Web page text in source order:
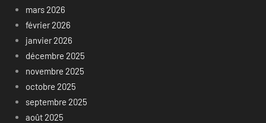
mars 2026
février 2026
janvier 2026
décembre 2025
novembre 2025
octobre 2025
septembre 2025
août 2025